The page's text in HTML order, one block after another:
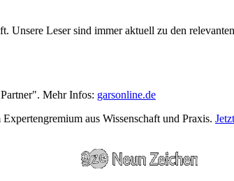
Leser sind immer aktuell zu den
Mehr Infos: garsonline.de
aus Wissenschaft und Praxis.